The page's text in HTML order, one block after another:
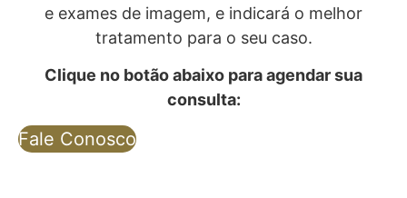
e exames de imagem, e indicará o melhor
tratamento para o seu caso.
Clique no botão abaixo para agendar sua
consulta:
Fale Conosco